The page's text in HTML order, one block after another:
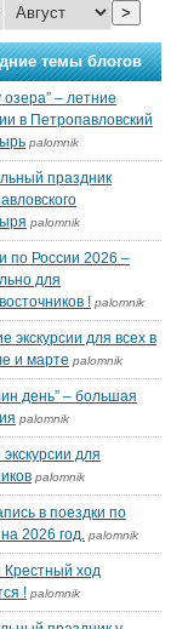
>
темы блогов
озера” – летние
в Петропавловский
palomnik
праздник
palomnik
по России 2026 –
для
! palomnik
экскурсии для всех в
и марте palomnik
день” – большая
palomnik
для
palomnik
в поездки по
2026 год. palomnik
Крестный ход
! palomnik